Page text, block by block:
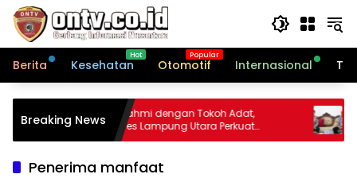
Langsung
konten
Berita
Kesehatan Otomotif Internasional
Breaking NewsSilaturahmi dengan Tokoh Adat,
Kapolres Lampung Utara Perkuat
Kamtibmas
Ansori
Penerima manfaat